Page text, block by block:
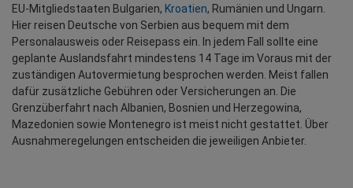
EU-Mitgliedstaaten Bulgarien, Kroatien, Rumänien und Ungarn.
Hier reisen Deutsche von Serbien aus bequem mit dem
Personalausweis oder Reisepass ein. In jedem Fall sollte eine
geplante Auslandsfahrt mindestens 14 Tage im Voraus mit der
zuständigen Autovermietung besprochen werden. Meist fallen
dafür zusätzliche Gebühren oder Versicherungen an. Die
Grenzüberfahrt nach Albanien, Bosnien und Herzegowina,
Mazedonien sowie Montenegro ist meist nicht gestattet. Über
Ausnahmeregelungen entscheiden die jeweiligen Anbieter.